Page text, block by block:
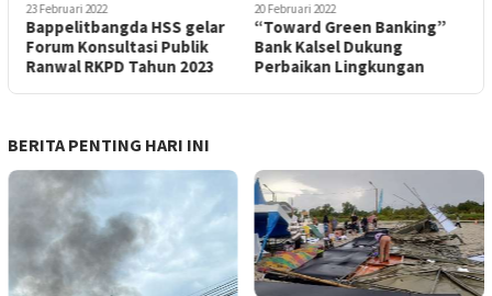
23 Februari 2022
Bappelitbangda HSS gelar
Forum Konsultasi Publik
Ranwal RKPD Tahun 2023
20 Februari 2022
“Toward Green Banking”
Bank Kalsel Dukung
Perbaikan Lingkungan
BERITA PENTING HARI INI